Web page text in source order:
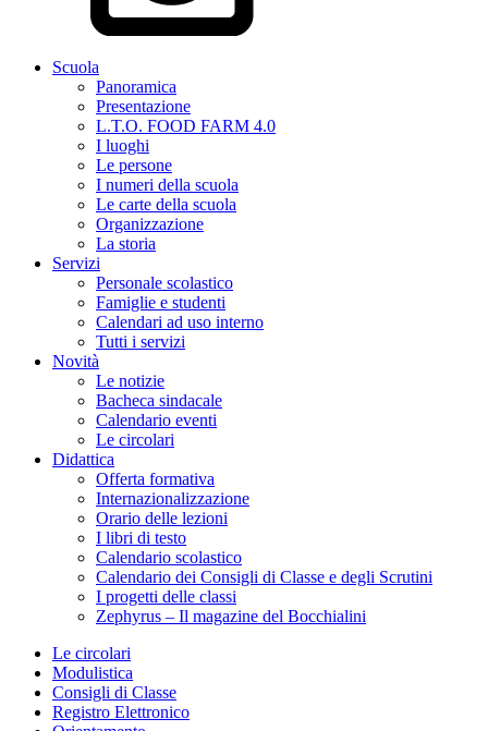
Scuola
Panoramica
Presentazione
L.T.O. FOOD FARM 4.0
I luoghi
Le persone
I numeri della scuola
Le carte della scuola
Organizzazione
La storia
Servizi
Personale scolastico
Famiglie e studenti
Calendari ad uso interno
Tutti i servizi
Novità
Le notizie
Bacheca sindacale
Calendario eventi
Le circolari
Didattica
Offerta formativa
Internazionalizzazione
Orario delle lezioni
I libri di testo
Calendario scolastico
Calendario dei Consigli di Classe e degli Scrutini
I progetti delle classi
Zephyrus – Il magazine del Bocchialini
Le circolari
Modulistica
Consigli di Classe
Registro Elettronico